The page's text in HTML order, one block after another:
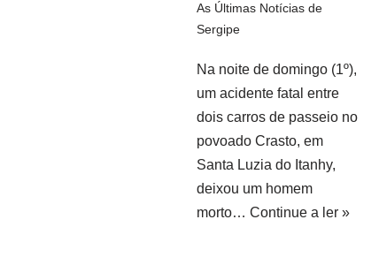
As Últimas Notícias de
Sergipe
Na noite de domingo (1º),
um acidente fatal entre
dois carros de passeio no
povoado Crasto, em
Santa Luzia do Itanhy,
deixou um homem
morto… Continue a ler »